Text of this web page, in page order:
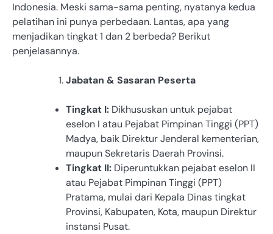
Indonesia. Meski sama-sama penting, nyatanya kedua
pelatihan ini punya perbedaan. Lantas, apa yang
menjadikan tingkat 1 dan 2 berbeda? Berikut
penjelasannya.
Jabatan & Sasaran Peserta
Tingkat I: Dikhususkan untuk pejabat
eselon I atau Pejabat Pimpinan Tinggi (PPT)
Madya, baik Direktur Jenderal kementerian,
maupun Sekretaris Daerah Provinsi.
Tingkat II: Diperuntukkan pejabat eselon II
atau Pejabat Pimpinan Tinggi (PPT)
Pratama, mulai dari Kepala Dinas tingkat
Provinsi, Kabupaten, Kota, maupun Direktur
instansi Pusat.